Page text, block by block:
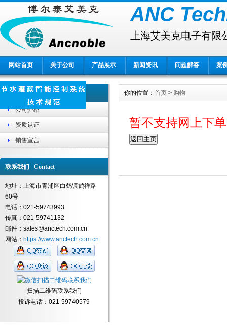
ANC
上海艾美克电子有限
网站首页 关于公司 产品展示 新闻资讯 问题解答 案
关于公司 About
公司介绍
资质认证
销售宣言
联系我们 Contact
地址：上海市青浦区白鹤镇鹤祥路
60号
电话：021-59743993
传真：021-59741132
邮件：sales@anctech.com.cn
网站： https://www.anctech.com.cn
扫描二维码联系我们
投诉电话：021-59740579
你的位置： 首页 > 购物
暂不支持网上下